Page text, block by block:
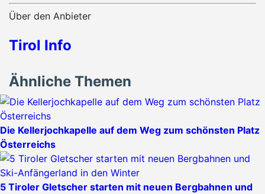
Über den Anbieter
Tirol Info
Ähnliche Themen
Die Kellerjochkapelle auf dem Weg zum schönsten Platz
Österreichs
5 Tiroler Gletscher starten mit neuen Bergbahnen und